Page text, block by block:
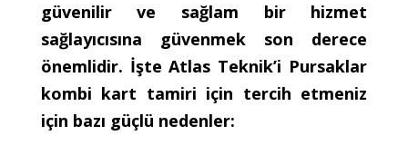
güvenilir ve sağlam bir hizmet
sağlayıcısına güvenmek son derece
önemlidir. İşte Atlas Teknik’i Pursaklar
kombi kart tamiri için tercih etmeniz
için bazı güçlü nedenler: